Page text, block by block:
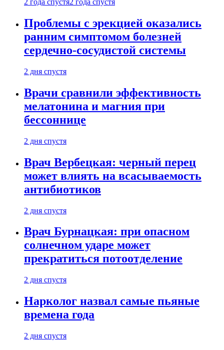
2 года спустя2 года спустя
Проблемы с эрекцией оказались
ранним симптомом болезней
сердечно-сосудистой системы
2 дня спустя
Врачи сравнили эффективность
мелатонина и магния при
бессоннице
2 дня спустя
Врач Вербецкая: черный перец
может влиять на всасываемость
антибиотиков
2 дня спустя
Врач Бурнацкая: при опасном
солнечном ударе может
прекратиться потоотделение
2 дня спустя
Нарколог назвал самые пьяные
времена года
2 дня спустя